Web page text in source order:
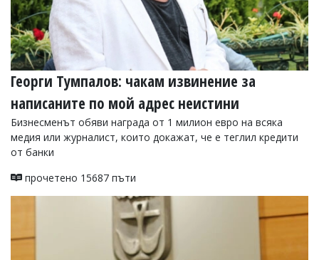
Георги Тумпалов: чакам извинение за
написаните по мой адрес неистини
Бизнесменът обяви награда от 1 милион евро на всяка
медия или журналист, които докажат, че е теглил кредити
от банки
прочетено 15687 пъти